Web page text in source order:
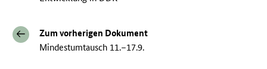
Zum vorherigen Dokument
Mindestumtausch 11.–17.9.